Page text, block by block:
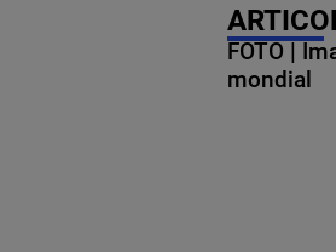
FOTO |
mondial